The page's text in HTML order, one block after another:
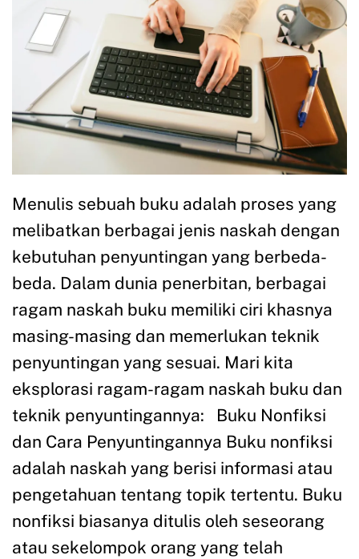
Menulis sebuah buku adalah proses yang
melibatkan berbagai jenis naskah dengan
kebutuhan penyuntingan yang berbeda-
beda. Dalam dunia penerbitan, berbagai
ragam naskah buku memiliki ciri khasnya
masing-masing dan memerlukan teknik
penyuntingan yang sesuai. Mari kita
eksplorasi ragam-ragam naskah buku dan
teknik penyuntingannya: Buku Nonfiksi
dan Cara Penyuntingannya Buku nonfiksi
adalah naskah yang berisi informasi atau
pengetahuan tentang topik tertentu. Buku
nonfiksi biasanya ditulis oleh seseorang
atau sekelompok orang yang telah